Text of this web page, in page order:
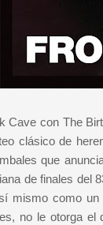
Cave con The
clásico de
que
de finales del
mismo como un
no le otorga